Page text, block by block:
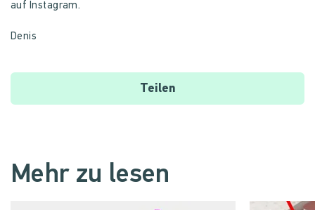
auf Instagram.
Denis
Teilen
Mehr zu lesen